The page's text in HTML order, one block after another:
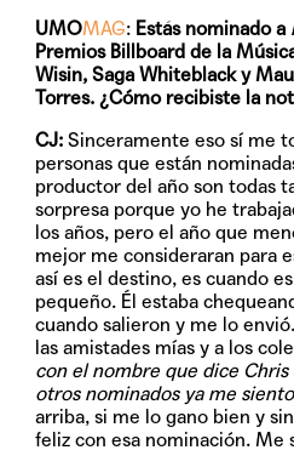
UMOMAG: Estás nominado a
Premios Billboard de la
Wisin, Saga Whiteblack y
Torres. ¿Cómo recibiste la
CJ: Sinceramente eso sí me
personas que están
productor del año son todas
sorpresa porque yo he
los años, pero el año que
mejor me consideraran para
así es el destino, es cuando
pequeño. Él estaba
cuando salieron y me lo
las amistades mías y a los
con el nombre que dice
otros nominados ya me
arriba, si me lo gano bien y
feliz con esa nominación. Me